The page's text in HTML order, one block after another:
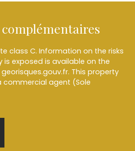
class C. Information on the risks
is exposed is available on the
This property
agent (Sole